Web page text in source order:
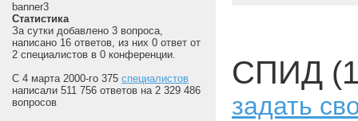
banner3
Статистика
За сутки добавлено 3 вопроса,
написано 16 ответов, из них 0 ответ от
2 специалистов в 0 конференции.
С 4 марта 2000-го 375 специалистов
написали 511 756 ответов на 2 329 486
вопросов
СПИД
задать